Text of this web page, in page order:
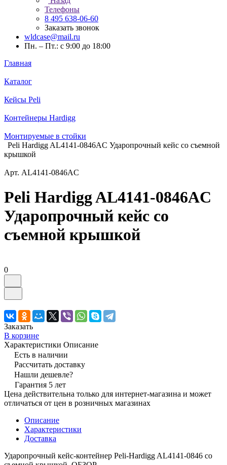
Телефоны
8 495 638-06-60
Заказать звонок
wldcase@mail.ru
Пн. – Пт.: с 9:00 до 18:00
Главная
Каталог
Кейсы Peli
Контейнеры Hardigg
Монтируемые в стойки
Peli Hardigg AL4141-0846AC Ударопрочный кейс со съемной
крышкой
Арт. AL4141-0846AC
Peli Hardigg AL4141-0846AC
Ударопрочный кейс со
съемной крышкой
0
Заказать
В корзине
Характеристики Описание
Есть в наличии
Рассчитать доставку
Нашли дешевле?
Гарантия 5 лет
Цена действительна только для интернет-магазина и может
отличаться от цен в розничных магазинах
Описание
Характеристики
Доставка
Ударопрочный кейс-контейнер Peli-Hardigg AL4141-0846 со